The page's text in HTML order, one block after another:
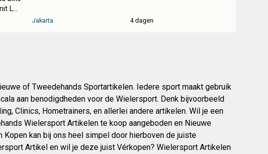
L...
Jakarta 4 dagen
of Tweedehands Sportartikelen. Iedere sport maakt gebruik
aan benodigdheden voor de Wielersport. Denk bijvoorbeeld
Clinics, Hometrainers, en allerlei andere artikelen. Wil je een
Wielersport Artikelen te koop aangeboden en Nieuwe
kan bij ons heel simpel door hierboven de juiste
Artikel en wil je deze juist Vérkopen? Wielersport Artikelen